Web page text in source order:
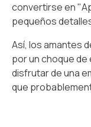
convertirse en
pequeños
Así, los amantes
por un choque
disfrutar de una
que